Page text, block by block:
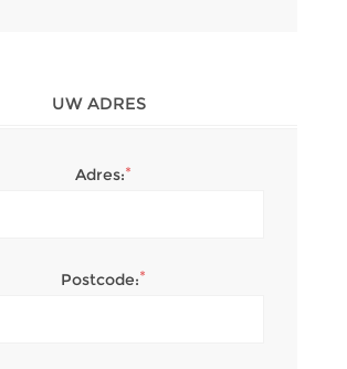
UW ADRES
Adres:*
Postcode:*